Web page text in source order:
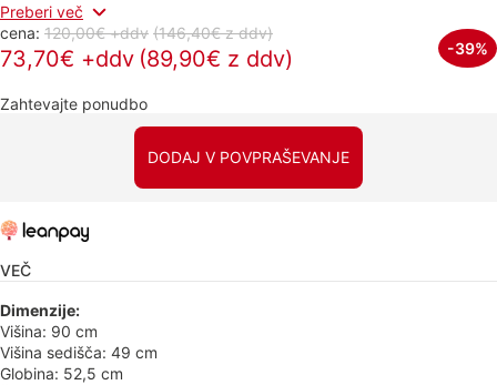
Preberi več
cena: 120,00€ +ddv (146,40€z ddv)
73,70€ +ddv (89,90€ z ddv) -39%
Zahtevajte ponudbo
DODAJ V POVPRAŠEVANJE
VEČ
Dimenzije:
Višina: 90 cm
Višina sedišča: 49 cm
Globina: 52,5 cm